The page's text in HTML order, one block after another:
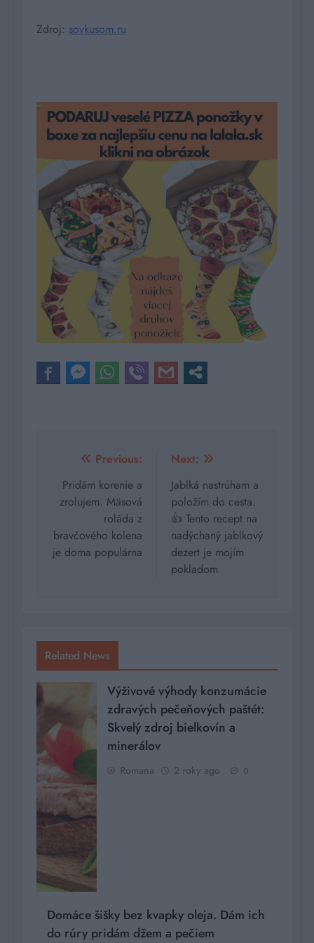
Zdroj: sovkusom.ru
Navigácia
článku
Previous:
Pridám korenie a
zrolujem. Mäsová
roláda z
bravčového kolena
je doma populárna
Next:
Jablká nastrúham a
položím do cesta.
👍 Tento recept na
nadýchaný jablkový
dezert je mojím
pokladom
Related News
Výživové výhody konzumácie
zdravých pečeňových paštét:
Skvelý zdroj bielkovín a
minerálov
Romana 2 roky ago 0
Domáce šišky bez kvapky oleja. Dám ich
do rúry pridám džem a pečiem